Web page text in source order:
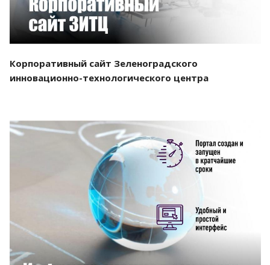
Корпоративный сайт Зеленоградского
инновационно-технологического центра
Смотреть проект